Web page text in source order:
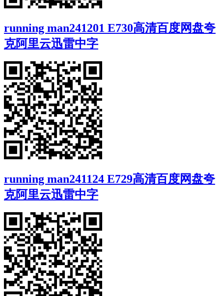
running man241201 E730高清百度网盘夸
克阿里云迅雷中字
running man241124 E729高清百度网盘夸
克阿里云迅雷中字